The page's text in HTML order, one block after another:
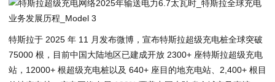
特斯拉于 2025 年 11 月发布微博，宣布特斯拉超级充电桩全球突破
75000 根，目前中国大陆地区已建成开放 2300+ 座特斯拉超级充电
站，12000+ 根超级充电桩以及 640+ 座目的地充电站、2,400+ 根目